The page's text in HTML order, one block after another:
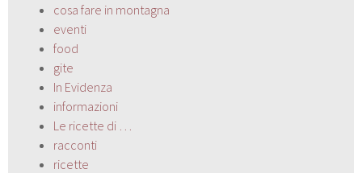
cosa fare in montagna
eventi
food
gite
In Evidenza
informazioni
Le ricette di …
racconti
ricette